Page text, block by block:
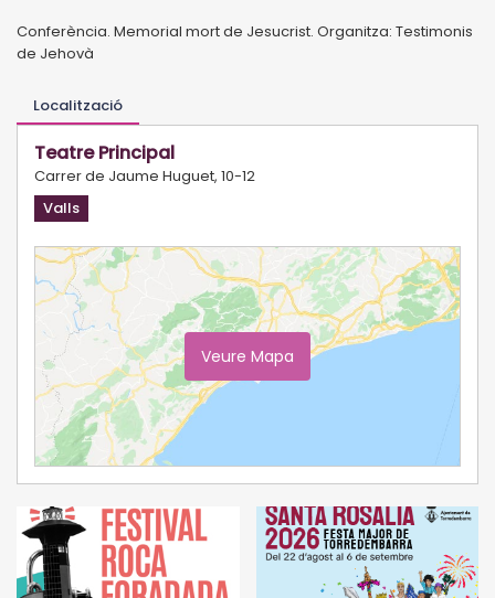
Conferència. Memorial mort de Jesucrist. Organitza: Testimonis
de Jehovà
Localització
Teatre Principal
Carrer de Jaume Huguet, 10-12
Valls
Veure Mapa